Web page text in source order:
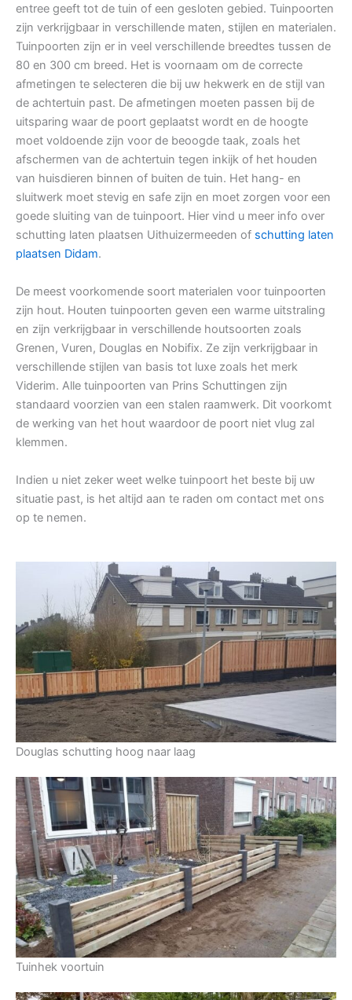
entree geeft tot de tuin of een gesloten gebied. Tuinpoorten
zijn verkrijgbaar in verschillende maten, stijlen en materialen.
Tuinpoorten zijn er in veel verschillende breedtes tussen de
80 en 300 cm breed. Het is voornaam om de correcte
afmetingen te selecteren die bij uw hekwerk en de stijl van
de achtertuin past. De afmetingen moeten passen bij de
uitsparing waar de poort geplaatst wordt en de hoogte
moet voldoende zijn voor de beoogde taak, zoals het
afschermen van de achtertuin tegen inkijk of het houden
van huisdieren binnen of buiten de tuin. Het hang- en
sluitwerk moet stevig en safe zijn en moet zorgen voor een
goede sluiting van de tuinpoort. Hier vind u meer info over
schutting laten plaatsen Uithuizermeeden of schutting laten
plaatsen Didam.
De meest voorkomende soort materialen voor tuinpoorten
zijn hout. Houten tuinpoorten geven een warme uitstraling
en zijn verkrijgbaar in verschillende houtsoorten zoals
Grenen, Vuren, Douglas en Nobifix. Ze zijn verkrijgbaar in
verschillende stijlen van basis tot luxe zoals het merk
Viderim. Alle tuinpoorten van Prins Schuttingen zijn
standaard voorzien van een stalen raamwerk. Dit voorkomt
de werking van het hout waardoor de poort niet vlug zal
klemmen.
Indien u niet zeker weet welke tuinpoort het beste bij uw
situatie past, is het altijd aan te raden om contact met ons
op te nemen.
Douglas schutting hoog naar laag
Tuinhek voortuin